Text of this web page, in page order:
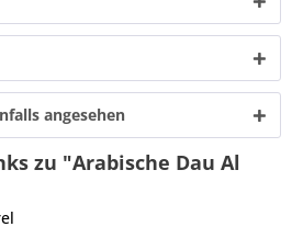
angesehen
zu "Arabische Dau Al